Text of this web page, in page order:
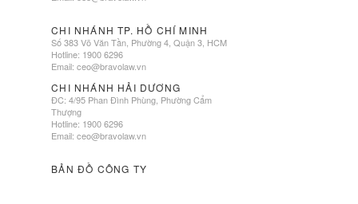
CHI NHÁNH TP. HỒ CHÍ MINH
Số 383 Võ Văn Tần, Phường 4, Quận 3, HCM
Hotline: 1900 6296
Email:ceo@bravolaw.vn
CHI NHÁNH HẢI DƯƠNG
ĐC: 4/95 Phan Đình Phùng, Phường Cẩm
Thượng
Hotline: 1900 6296
Email:ceo@bravolaw.vn
BẢN ĐỒ CÔNG TY